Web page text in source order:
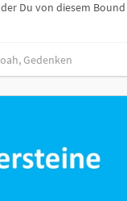
Du von diesem
Gedenken